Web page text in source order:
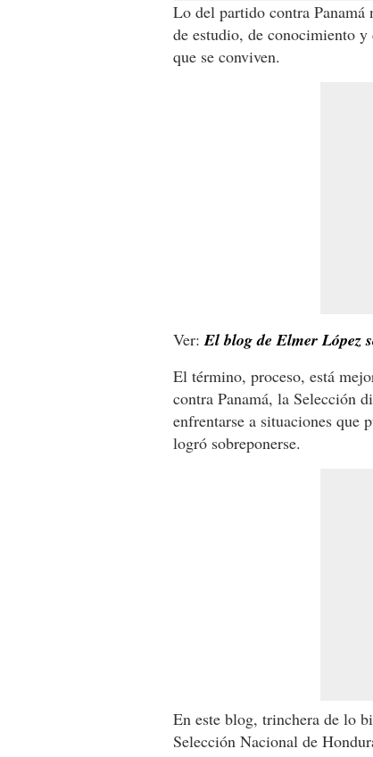
Lo del partido contra Panamá
de estudio, de conocimiento
que se conviven.
Ver:El blog de Elmer López
El término, proceso, está
contra Panamá, la Selección
enfrentarse a situaciones
logró sobreponerse.
En este blog, trinchera de lo
Selección Nacional de